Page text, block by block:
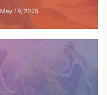
May 19, 2025